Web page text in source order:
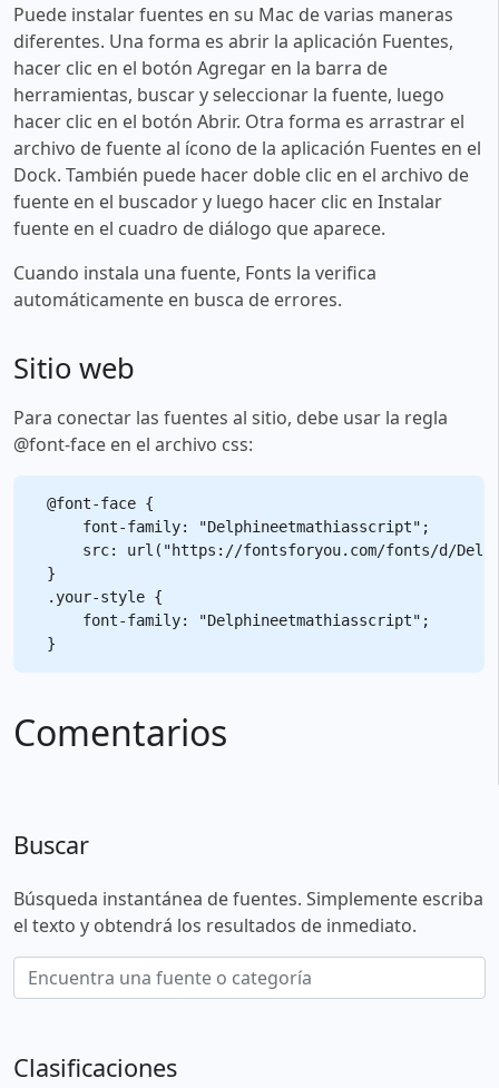
Puede instalar fuentes en su Mac de varias maneras
diferentes. Una forma es abrir la aplicación Fuentes,
hacer clic en el botón Agregar en la barra de
herramientas, buscar y seleccionar la fuente, luego
hacer clic en el botón Abrir. Otra forma es arrastrar el
archivo de fuente al ícono de la aplicación Fuentes en el
Dock. También puede hacer doble clic en el archivo de
fuente en el buscador y luego hacer clic en Instalar
fuente en el cuadro de diálogo que aparece.
Cuando instala una fuente, Fonts la verifica
automáticamente en busca de errores.
Sitio web
Para conectar las fuentes al sitio, debe usar la regla
@font-face en el archivo css:
@font-face {
    font-family: "Delphineetmathiasscript";
src: url("https://fontsforyou.com/fonts/d/
}
.your-style {
    font-family: "Delphineetmathiasscript";
Comentarios
Buscar
Búsqueda instantánea de fuentes. Simplemente escriba
el texto y obtendrá los resultados de inmediato.
Clasificaciones